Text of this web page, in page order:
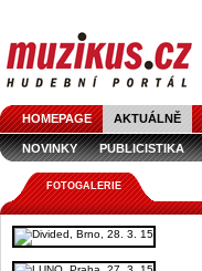
HOMEPAGE AKTUÁLNĚ
NOVINKY PUBLICISTIKA
FOTOGALERIE